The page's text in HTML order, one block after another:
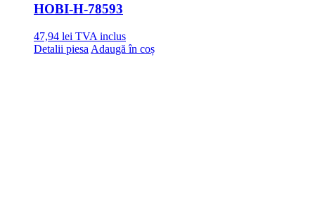
HOBI-H-78593
47,94 lei TVA inclus
Detalii piesa Adaugă în coș